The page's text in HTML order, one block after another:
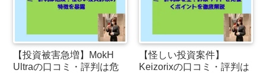
【投資被害急増】MokH
Ultraの口コミ・評判は危
【怪しい投資案件】
Keizorixの口コミ・評判は